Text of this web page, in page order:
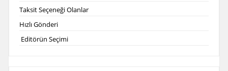
Taksit Seçeneği Olanlar
Hızlı Gönderi
Editörün Seçimi